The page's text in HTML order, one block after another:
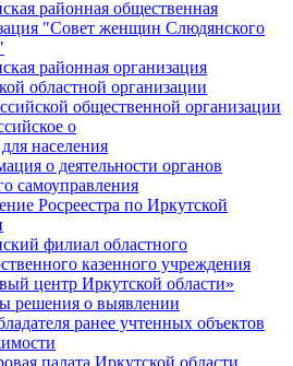
районная общественная
"Совет женщин Слюдянского
районная организация
областной организации
общественной организации
о
населения
о деятельности органов
самоуправления
Росреестра по Иркутской
филиал областного
казенного учреждения
центр Иркутской области»
решения о выявлении
ранее учтенных объектов
палата Иркутской области